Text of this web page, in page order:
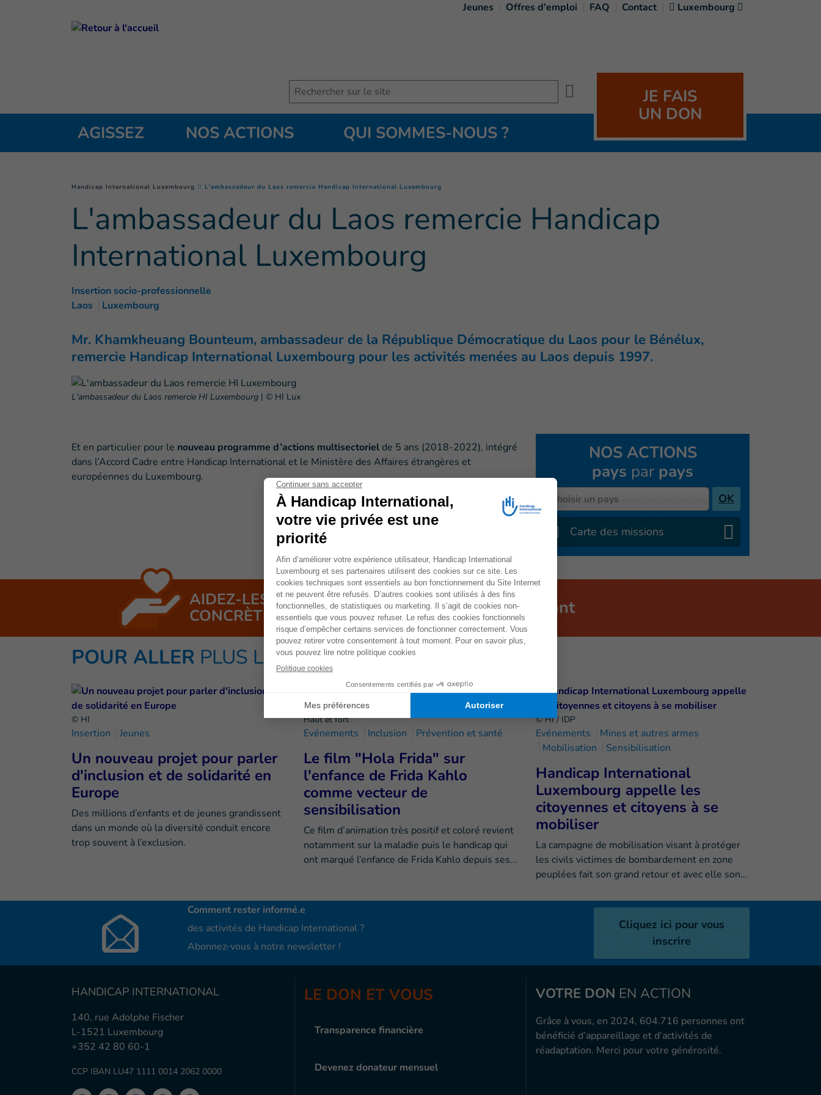
Jeunes Offres d'emploi FAQ Contact Luxembourg
Search
JE FAIS
UN DON
AGISSEZ
NOS ACTIONS QUI SOMMES-NOUS ?
You are here :
Handicap International Luxembourg L'ambassadeur du Laos remercie Handicap International Luxembourg
L'ambassadeur du Laos remercie Handicap
International Luxembourg
Insertion socio-professionnelle
Laos
Luxembourg
Mr. Khamkheuang Bounteum, ambassadeur de la République Démocratique du Laos pour le Bénélux,
remercie Handicap International Luxembourg pour les activités menées au Laos depuis 1997.
L'ambassadeur du Laos remercie HI Luxembourg | © HI Lux
Et en particulier pour le nouveau programme d’actions multisectoriel de 5 ans (2018-2022), intégré
dans l’Accord Cadre entre Handicap International et le Ministère des Affaires étrangères et
européennes du Luxembourg.
NOS ACTIONS
pays par pays
PaysChoisir un pays OK
Carte des missions
AIDEZ-LES
CONCRÈTEMENT Faites un don dès maintenant
POUR ALLER PLUS LOIN
© HI
Insertion Jeunes
Un nouveau projet pour parler
d'inclusion et de solidarité en
Europe
Des millions d’enfants et de jeunes grandissent
dans un monde où la diversité conduit encore
trop souvent à l’exclusion.
Haut et fort
Evénements Inclusion Prévention et santé
Le film "Hola Frida" sur
l'enfance de Frida Kahlo
comme vecteur de
sensibilisation
Ce film d’animation très positif et coloré revient
notamment sur la maladie puis le handicap qui
ont marqué l’enfance de Frida Kahlo depuis ses…
© HI / IDP
Evénements
Mines et autres armes
Mobilisation
Sensibilisation
Handicap International
Luxembourg appelle les
citoyennes et citoyens à se
mobiliser
La campagne de mobilisation visant à protéger
les civils victimes de bombardement en zone
peuplées fait son grand retour et avec elle son…
Comment rester informé.e
des activités de Handicap International ?
Abonnez-vous à notre newsletter !
Cliquez ici pour vous
inscrire
HANDICAP INTERNATIONAL
140, rue Adolphe Fischer
L-1521 Luxembourg
+352 42 80 60-1
CCP IBAN LU47 1111 0014 2062 0000
LE DON ET VOUS
Transparence financière
Devenez donateur mensuel
VOTRE DON EN ACTION
Grâce à vous, en 2024, 604.716 personnes ont
bénéficié d’appareillage et d’activités de
réadaptation. Merci pour votre générosité.